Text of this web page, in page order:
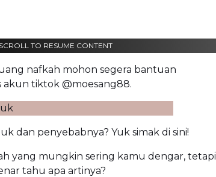
SCROLL TO RESUME CONTENT
nafkah mohon segera bantuan
tiktok @moesang88.
dan penyebabnya? Yuk simak di sini!
yang mungkin sering kamu dengar, tetapi
tahu apa artinya?